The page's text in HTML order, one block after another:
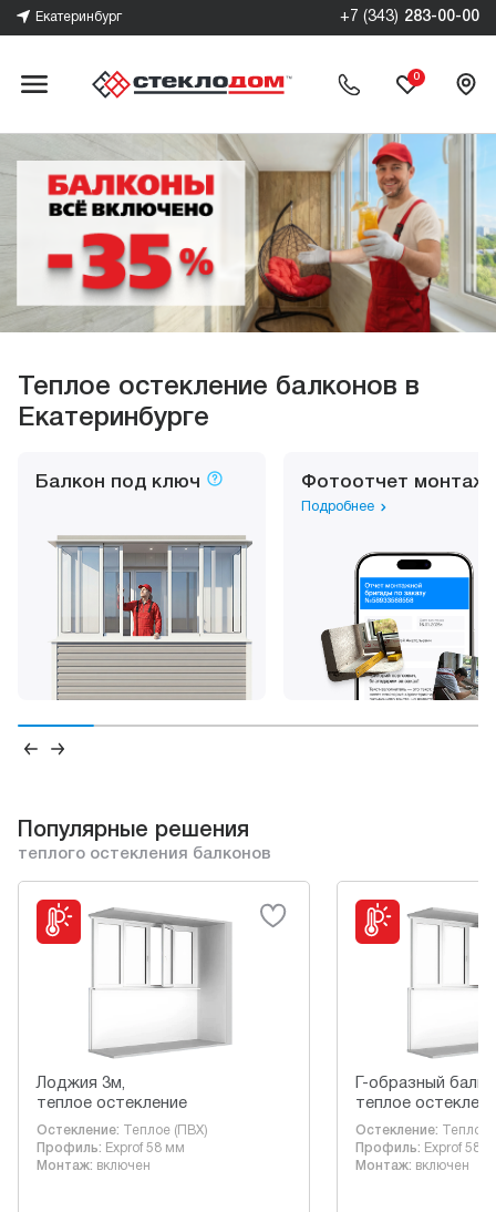
Екатеринбург +7 (343) 283-00-00
0
Теплое остекление балконов в
Екатеринбурге
Балкон под ключ Фотоотчет
Подробнее
Популярные решения
теплого остекления балконов
Лоджия 3м,
теплое остекление
Остекление: Теплое (ПВХ)
Профиль: Exprof 58 мм
Монтаж: включен
Г-образный
теплое
Остекление: Теплое
Профиль: Exprof 58
Монтаж: включен